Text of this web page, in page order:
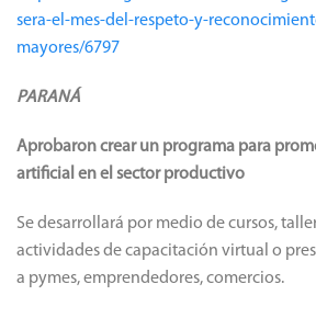
sera-el-mes-del-respeto-y-
mayores/6797
PARANÁ
Aprobaron crear un programa para
artificial en el sector productivo
Se desarrollará por medio de cursos,
actividades de capacitación virtual o
a pymes, emprendedores, comercios.